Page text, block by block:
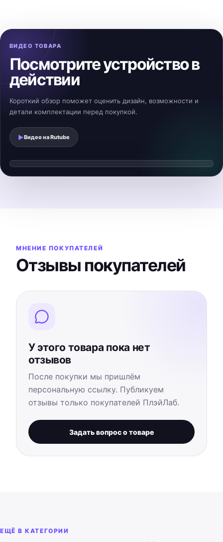
ВИДЕО ТОВАРА
Посмотрите устройство в
действии
Короткий обзор поможет оценить дизайн, возможности и
детали комплектации перед покупкой.
▶Видео наRutube
Смотреть видеообзор
МНЕНИЕ ПОКУПАТЕЛЕЙ
Отзывы покупателей
У этого товара пока нет
отзывов
После покупки мы пришлём
персональную ссылку. Публикуем
отзывы только покупателей ПлэйЛаб.
Задать вопрос о товаре
ЕЩЁ В КАТЕГОРИИ